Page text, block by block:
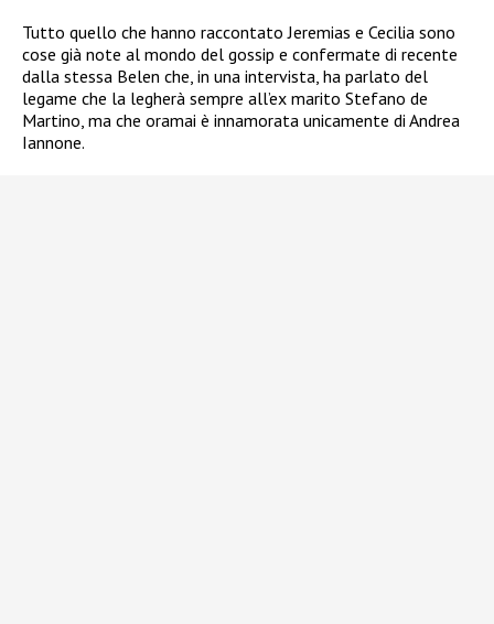
Tutto quello che hanno raccontato Jeremias e Cecilia sono
cose già note al mondo del gossip e confermate di recente
dalla stessa Belen che, in una intervista, ha parlato del
legame che la legherà sempre all’ex marito Stefano de
Martino, ma che oramai è innamorata unicamente di Andrea
Iannone.